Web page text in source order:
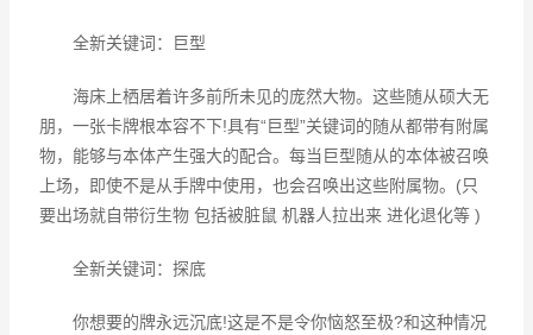
全新关键词：巨型
海床上栖居着许多前所未见的庞然大物。这些随从硕大无
朋，一张卡牌根本容不下!具有“巨型”关键词的随从都带有附属
物，能够与本体产生强大的配合。每当巨型随从的本体被召唤
上场，即使不是从手牌中使用，也会召唤出这些附属物。(只
要出场就自带衍生物 包括被脏鼠 机器人拉出来 进化退化等 )
全新关键词：探底
你想要的牌永远沉底!这是不是令你恼怒至极?和这种情况